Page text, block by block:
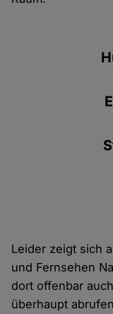
Leider zeigt sich
und Fernsehen
dort offenbar
überhaupt